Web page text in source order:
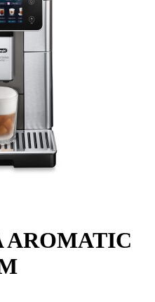
AROMATIC